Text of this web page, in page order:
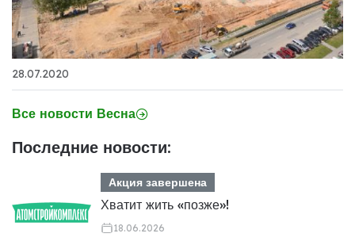
28.07.2020
Все новости Весна
Последние новости:
Акция завершена
Хватит жить «позже»!
18.06.2026